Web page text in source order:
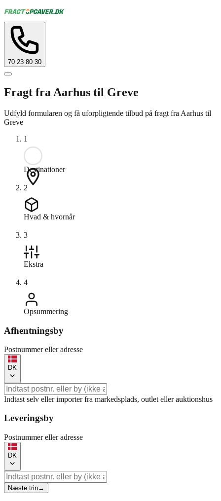
70 23 80 30
Fragt fra Aarhus til Greve
Udfyld formularen og få uforpligtende tilbud på fragt fra Aarhus til
Greve
1
Destinationer
2
Hvad & hvornår
3
Ekstra
4
Opsummering
Afhentningsby
Postnummer eller adresse
DK
Indtast selv eller importer fra markedsplads, outlet eller auktionshus
Leveringsby
Postnummer eller adresse
DK
Næste trin→